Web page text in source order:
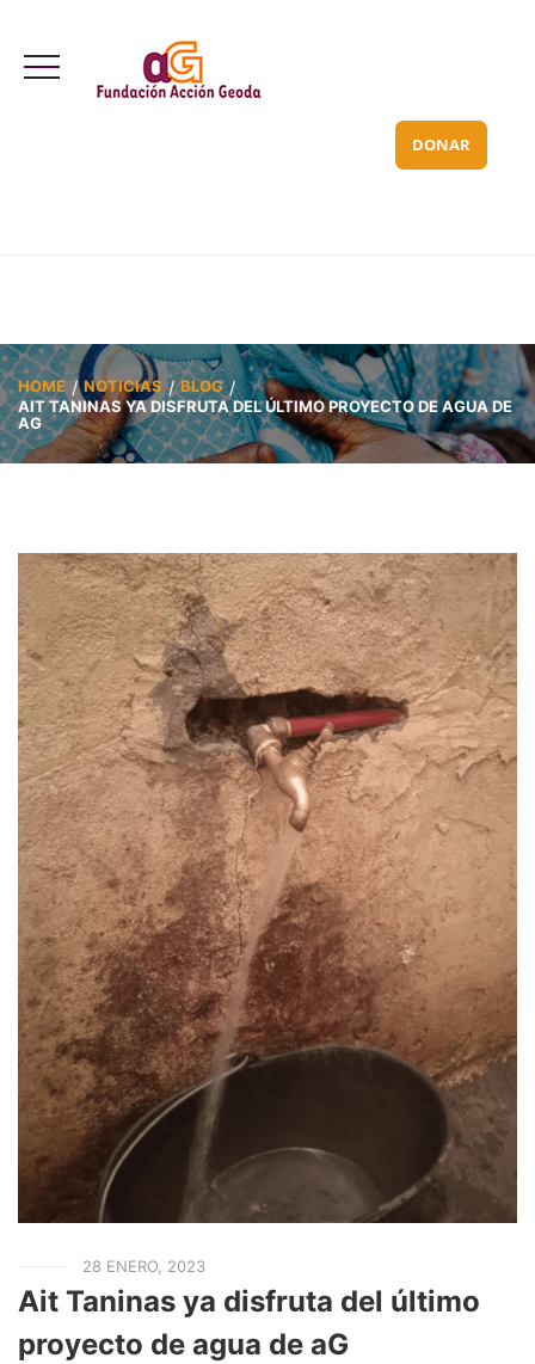
DONAR
HOME NOTICIAS
BLOG
AIT TANINAS YA DISFRUTA DEL ÚLTIMO PROYECTO DE AGUA DE
AG
28 ENERO, 2023
Ait Taninas ya disfruta del último
proyecto de agua de aG